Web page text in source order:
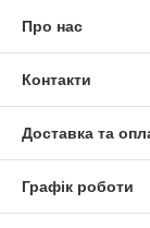
Про нас
Контакти
Доставка та
Графік роботи